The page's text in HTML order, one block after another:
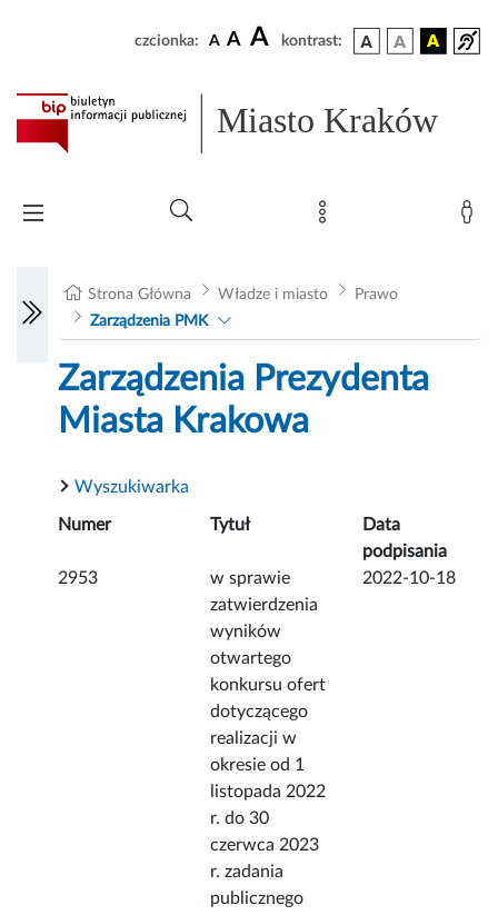
czcionka: A A A kontrast:
Miasto Kraków
Strona Główna Władze i miasto
Prawo
Zarządzenia PMK
Zarządzenia Prezydenta
Miasta Krakowa
Wyszukiwarka
Numer Tytuł
Data
podpisania
2953
w sprawie
zatwierdzenia
wyników
otwartego
konkursu ofert
dotyczącego
realizacji w
okresie od 1
listopada 2022
r. do 30
czerwca 2023
r. zadania
publicznego
2022-10-18